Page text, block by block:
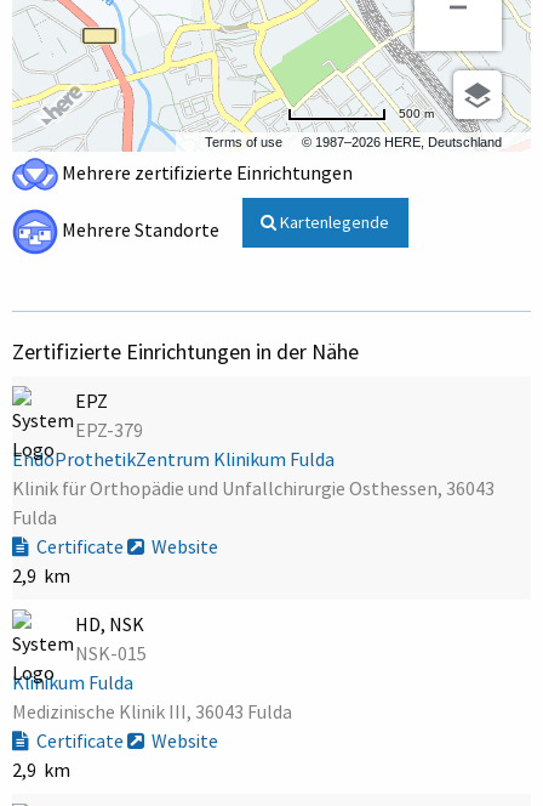
Terms of use © 1987–2026 HERE, Deutschland
500 m
Mehrere zertifizierte Einrichtungen
Mehrere Standorte Kartenlegende
Zertifizierte Einrichtungen in der Nähe
EPZ
EPZ-379
EndoProthetikZentrum Klinikum Fulda
Klinik für Orthopädie und Unfallchirurgie Osthessen, 36043
Fulda
Certificate
Website
2,9 km
HD, NSK
NSK-015
Klinikum Fulda
Medizinische Klinik III, 36043 Fulda
Certificate
Website
2,9 km